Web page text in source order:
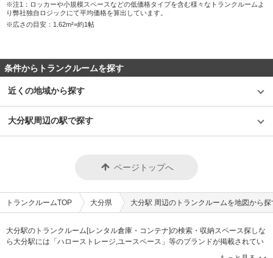
※注1：ロッカーや小規模スペースなどの低価格タイプを含む様々なトランクルームよ
り弊社独自ロジックにて平均価格を算出しています。
※広さの目安：1.62m²=約1帖
条件からトランクルームを探す
近くの地域から探す
大分駅周辺の駅で探す
ページトップへ
トランクルームTOP 大分県 大分駅 周辺のトランクルームを地図から探
大分駅のトランクルーム[レンタル倉庫・コンテナ]の検索・収納スペース探しな
ら大分駅には「ハローストレージ,ユースペース」等のブランドが掲載されてい
ます。借りたい地域から探して、広さ・料金[賃料]・セキュリティ・空調完備・